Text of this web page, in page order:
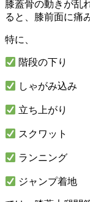
膝蓋骨の動きが乱
ると、膝前面に痛
特に、
階段の下り
しゃがみ込み
立ち上がり
スクワット
ランニング
ジャンプ着地